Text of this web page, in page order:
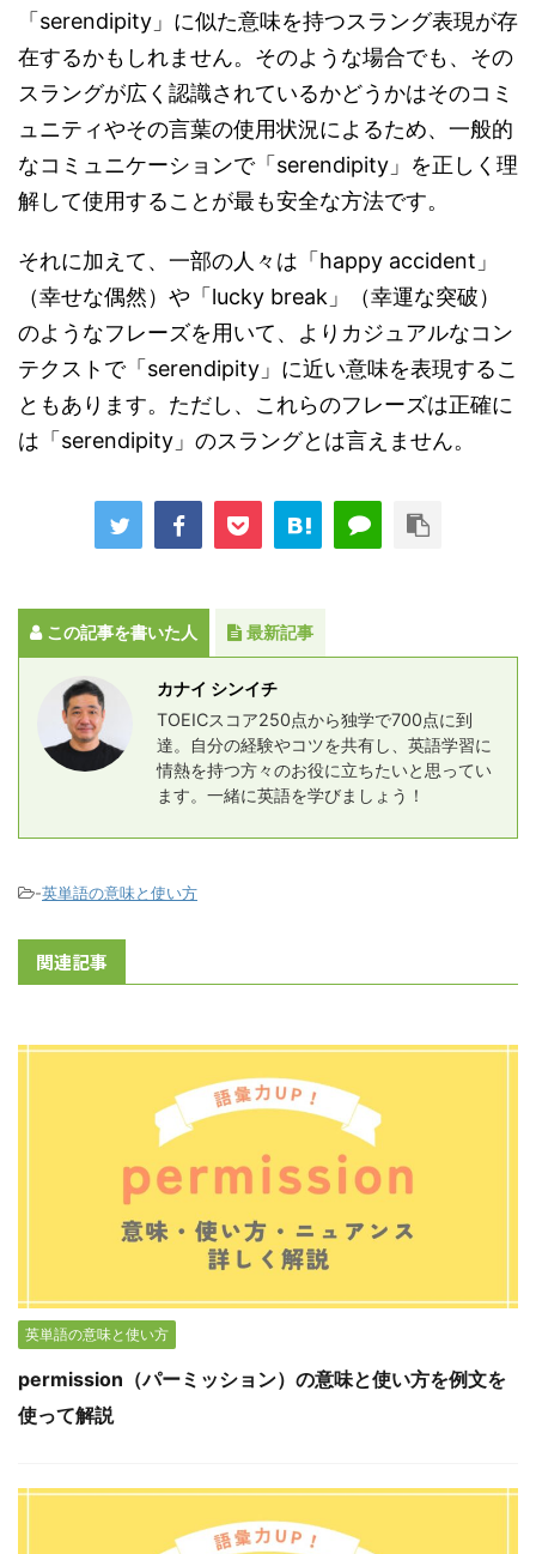
「serendipity」に似た意味を持つスラング表現が存
在するかもしれません。そのような場合でも、その
スラングが広く認識されているかどうかはそのコミ
ュニティやその言葉の使用状況によるため、一般的
なコミュニケーションで「serendipity」を正しく理
解して使用することが最も安全な方法です。
それに加えて、一部の人々は「happy accident」
（幸せな偶然）や「lucky break」（幸運な突破）
のようなフレーズを用いて、よりカジュアルなコン
テクストで「serendipity」に近い意味を表現するこ
ともあります。ただし、これらのフレーズは正確に
は「serendipity」のスラングとは言えません。
この記事を書いた人 最新記事
カナイ シンイチ
TOEICスコア250点から独学で700点に到
達。自分の経験やコツを共有し、英語学習に
情熱を持つ方々のお役に立ちたいと思ってい
ます。一緒に英語を学びましょう！
-英単語の意味と使い方
関連記事
英単語の意味と使い方
permission（パーミッション）の意味と使い方を例文を
使って解説